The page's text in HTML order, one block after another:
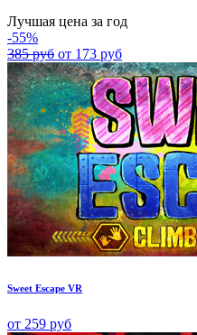
Лучшая цена за год
-55%
385 руб от 173 руб
Sweet Escape VR
от 259 руб